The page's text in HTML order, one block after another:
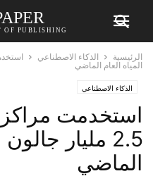
OF PUBLISHING
الرئيسية الذكاء الاصطناعي
المياه العام الماضي
الذكاء الاصطناعي
استخدمت مراكز
2.5 مليار
الماضي